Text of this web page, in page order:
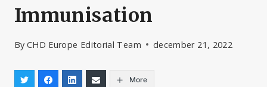
Immunisation
By CHD Europe Editorial Team december 21, 2022
More